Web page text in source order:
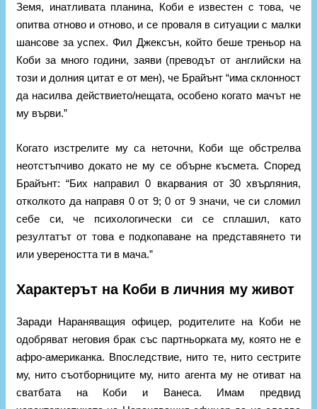
Земя, инатливата планина, Коби е известен с това, че
опитва отново и отново, и се проваля в ситуации с малки
шансове за успех. Фил Джексън, който беше треньор на
Коби за много години, заяви (преводът от английски на
този и долния цитат е от мен), че Брайънт “има склонност
да насилва действието/нещата, особено когато мачът не
му върви.”
Когато изстрелите му са неточни, Коби ще обстрелва
неотстъпчиво докато не му се обърне късмета. Според
Брайънт: “Бих направил 0 вкарвания от 30 хвърляния,
отколкото да направя 0 от 9; 0 от 9 значи, че си сломил
себе си, че психологически си се сплашил, като
резултатът от това е подкопаване на представянето ти
или увереността ти в мача.”
Характерът на Коби в личния му живот
Заради Нараняващия офицер, родителите на Коби не
одобряват неговия брак със партньорката му, която не е
афро-американка. Впоследствие, нито те, нито сестрите
му, нито съотборниците му, нито агента му не отиват на
сватбата на Коби и Ванеса. Имам предвид